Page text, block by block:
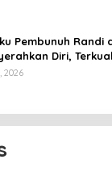
Pembunuh Randi
Diri,
2026